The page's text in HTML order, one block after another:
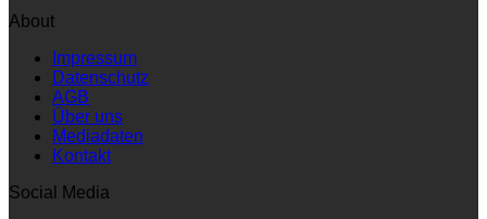
About
Impressum
Datenschutz
AGB
Über uns
Mediadaten
Kontakt
Social Media